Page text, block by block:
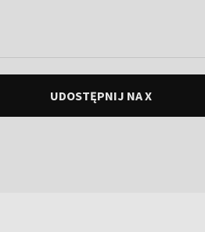
UDOSTĘPNIJ NA X